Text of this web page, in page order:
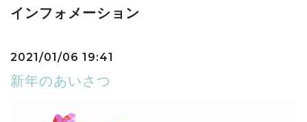
インフォメーション
2021/01/06 19:41
新年のあいさつ